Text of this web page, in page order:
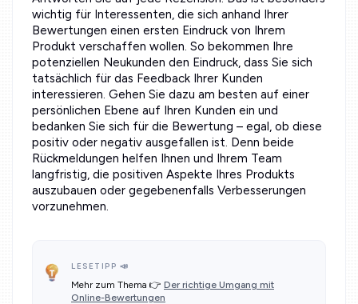
wichtig für Interessenten, die sich anhand Ihrer
Bewertungen einen ersten Eindruck von Ihrem
Produkt verschaffen wollen. So bekommen Ihre
potenziellen Neukunden den Eindruck, dass Sie sich
tatsächlich für das Feedback Ihrer Kunden
interessieren. Gehen Sie dazu am besten auf einer
persönlichen Ebene auf Ihren Kunden ein und
bedanken Sie sich für die Bewertung – egal, ob diese
positiv oder negativ ausgefallen ist. Denn beide
Rückmeldungen helfen Ihnen und Ihrem Team
langfristig, die positiven Aspekte Ihres Produkts
auszubauen oder gegebenenfalls Verbesserungen
vorzunehmen.
‍LESETIPP 📣
Mehr zum Thema 👉 Der richtige Umgang mit
Online-Bewertungen